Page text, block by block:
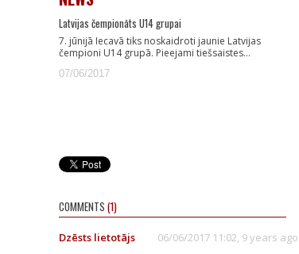
Latvijas čempionāts U14 grupai
7. jūnijā Iecavā tiks noskaidroti jaunie Latvijas
čempioni U14 grupā. Pieejami tiešsaistes…
07/06/2017
COMMENTS (1)
Dzēsts lietotājs 06/06/2017 11:02, 9 years ago